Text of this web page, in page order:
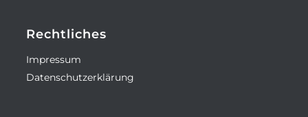
Rechtliches
Impressum
Datenschutzerklärung